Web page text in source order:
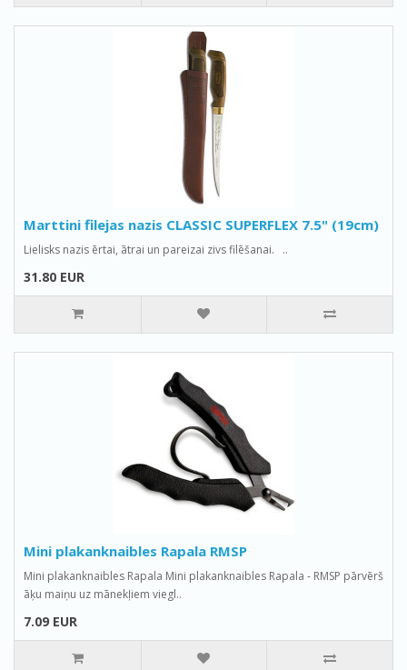
Marttini filejas nazis CLASSIC SUPERFLEX 7.5" (19cm)
Lielisks nazis ērtai, ātrai un pareizai zivs filēšanai. ..
31.80 EUR
Mini plakanknaibles Rapala RMSP
Mini plakanknaibles Rapala Mini plakanknaibles Rapala - RMSP pārvērš
āķu maiņu uz mānekļiem viegl..
7.09 EUR